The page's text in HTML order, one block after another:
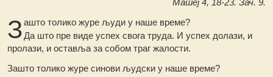
Матеј 4, 18-23. Зач. 9.
Зашто толико журе људи у наше време?
Да што пре виде успех свога труда. И успех долази, и
пролази, и оставља за собом траг жалости.
Зашто толико журе синови људски у наше време?